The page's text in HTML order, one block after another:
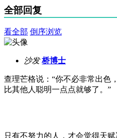
全部回复
看全部 倒序浏览
沙发 桥博士
查理芒格说：“你不必非常出色
比其他人聪明一点点就够了。”
只有不努力的人，才会觉得天